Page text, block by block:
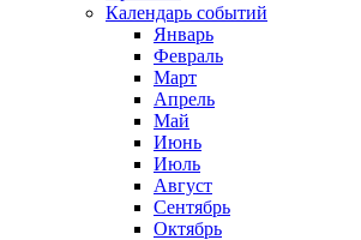
Календарь событий
Январь
Февраль
Март
Апрель
Май
Июнь
Июль
Август
Сентябрь
Октябрь